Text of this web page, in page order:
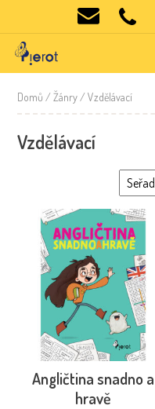
Domů / Žánry / Vzdělávací
Vzdělávací
Angličtina snadno a
hravě